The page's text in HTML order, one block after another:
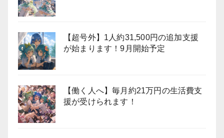
【超号外】1人約31,500円の追加支援
が始まります！9月開始予定
【働く人へ】毎月約21万円の生活費支
援が受けられます！